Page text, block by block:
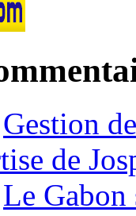
Gestion
de
Le Gabon